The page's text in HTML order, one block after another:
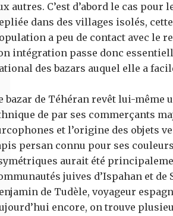
autres. C’est d’abord le cas pour
dans des villages isolés,
a peu de contact avec le
intégration passe donc
des bazars auquel elle a
bazar de Téhéran revêt lui-
de par ses commerçants
et l’origine des objets
persan connu pour ses
aurait été
juives d’Ispahan et de
de Tudèle, voyageur
encore, on trouve